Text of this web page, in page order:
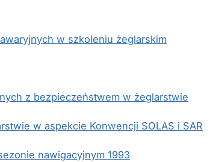
w szkoleniu żeglarskim
z bezpieczeństwem w żeglarstwie
w aspekcie Konwencji SOLAS i SAR
nawigacyjnym 1993